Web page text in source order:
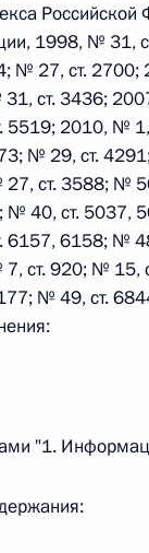
г. № 246-ФЗ
г. № 268-ФЗ
«О пробации в
закона «О
1998, № 31,
№ 27, ст.
ст. 3436;
5519; 2010, №
№ 29, ст.
ст. 3588; №
№ 40, ст. 5037,
6157, 6158; №
ст. 920; № 15,
№ 49, ст.
"1.